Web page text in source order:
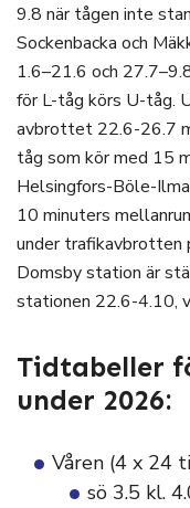
9.8 när tågen inte
Sockenbacka och
1.6–21.6 och
för L-tåg körs U-tåg.
avbrottet 22.6-26.7
tåg som kör med 15
Helsingfors-Böle-
10 minuters
under trafikavbrotten
Domsby station är
stationen 22.6-4.10,
Tidtabeller
under 2026:
Våren (4 x 24
sö 3.5 kl.